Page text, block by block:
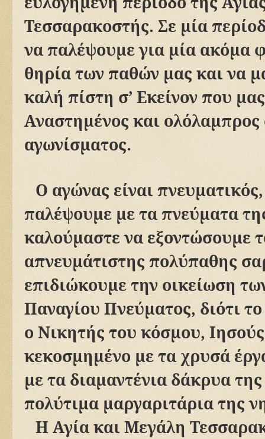
Τεσσαρακοστής. Σε μία
να παλέψουμε για μία ακόμα
θηρία των παθών μας και να
καλή πίστη σ’ Εκείνον που
Αναστημένος και ολόλαμπρος
αγωνίσματος.
Ο αγώνας είναι
παλέψουμε με τα πνεύματα
καλούμαστε να εξοντώσουμε
απνευμάτιστης πολύπαθης
επιδιώκουμε την οικείωση
Παναγίου Πνεύματος, διότι
ο Νικητής του κόσμου, Ιησούς
κεκοσμημένο με τα χρυσά
με τα διαμαντένια δάκρυα
πολύτιμα μαργαριτάρια της
Η Αγία και Μεγάλη